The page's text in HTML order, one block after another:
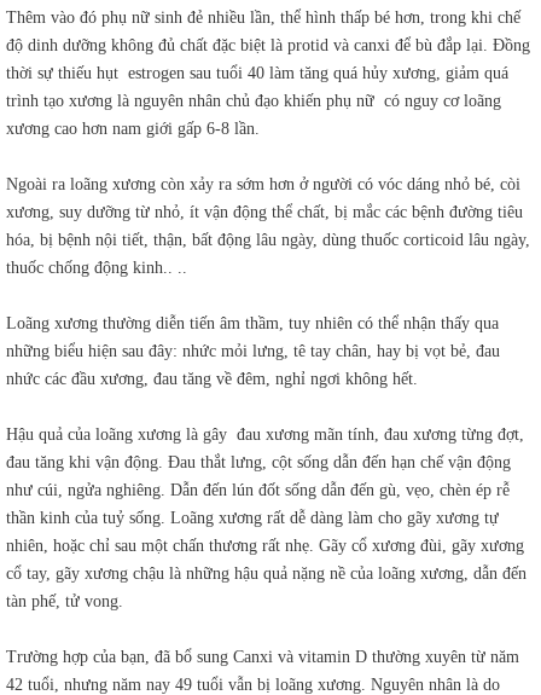
Thêm vào đó phụ nữ sinh đẻ nhiều lần, thể hình thấp bé hơn, trong khi chế
độ dinh dưỡng không đủ chất đặc biệt là protid và canxi để bù đắp lại. Đồng
thời sự thiếu hụt estrogen sau tuổi 40 làm tăng quá hủy xương, giảm quá
trình tạo xương là nguyên nhân chủ đạo khiến phụ nữ có nguy cơ loãng
xương cao hơn nam giới gấp 6-8 lần.
Ngoài ra loãng xương còn xảy ra sớm hơn ở người có vóc dáng nhỏ bé, còi
xương, suy dưỡng từ nhỏ, ít vận động thể chất, bị mắc các bệnh đường tiêu
hóa, bị bệnh nội tiết, thận, bất động lâu ngày, dùng thuốc corticoid lâu ngày,
thuốc chống động kinh.. ..
Loãng xương thường diễn tiến âm thầm, tuy nhiên có thể nhận thấy qua
những biểu hiện sau đây: nhức mỏi lưng, tê tay chân, hay bị vọt bẻ, đau
nhức các đầu xương, đau tăng về đêm, nghỉ ngơi không hết.
Hậu quả của loãng xương là gây đau xương mãn tính, đau xương từng đợt,
đau tăng khi vận động. Đau thắt lưng, cột sống dẫn đến hạn chế vận động
như cúi, ngửa nghiêng. Dẫn đến lún đốt sống dẫn đến gù, vẹo, chèn ép rễ
thần kinh của tuỷ sống. Loãng xương rất dễ dàng làm cho gãy xương tự
nhiên, hoặc chỉ sau một chấn thương rất nhẹ. Gãy cổ xương đùi, gãy xương
cổ tay, gãy xương chậu là những hậu quả nặng nề của loãng xương, dẫn đến
tàn phế, tử vong.
Trường hợp của bạn, đã bổ sung Canxi và vitamin D thường xuyên từ năm
42 tuổi, nhưng năm nay 49 tuổi vẫn bị loãng xương. Nguyên nhân là do